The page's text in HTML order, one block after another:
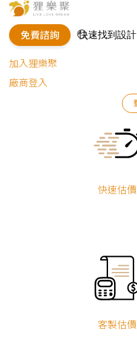
免費諮詢
加入狸樂聚
廠商登入
快速估價
客製估價
室內設計
山城歲月｜現